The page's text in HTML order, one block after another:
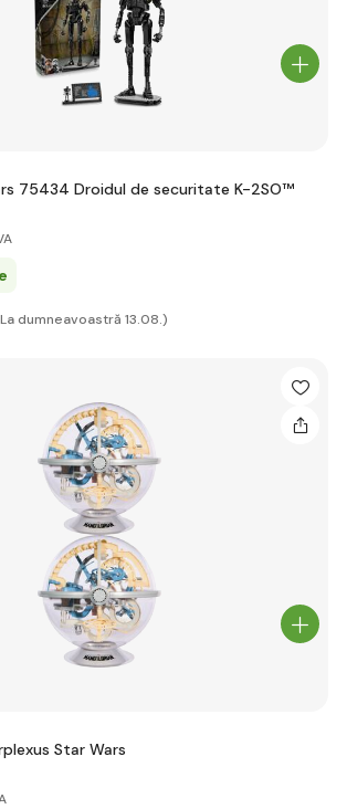
75434 Droidul de securitate K-2SO™
dumneavoastră 13.08.)
Star Wars